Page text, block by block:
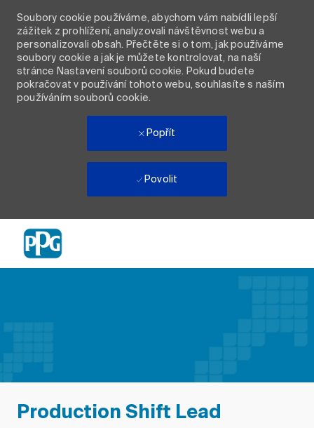
Soubory cookie používáme, abychom vám nabídli lepší
zážitek z prohlížení, analyzovali návštěvnost webu a
personalizovali obsah. Přečtěte si o tom, jak používáme
soubory cookie a jak je můžete kontrolovat, na naší
stránce Nastavení souborů cookie. Pokud budete
pokračovat v používání tohoto webu, souhlasíte s naším
používáním souborů cookie.
Popřít
Povolit
Production Shift Lead